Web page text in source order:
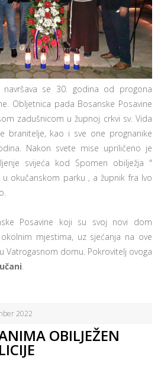
se 30. godina od progona
Obljetnica pada Bosanske Posavine
zadušnicom u župnoj crkvi sv. Vida
branitelje, kao i sve one prognanike
Nakon svete mise upriličeno je
svijeća kod Spomen obilježja "
okučanskom parku , a župnik fra Ivo
Posavine koji su svoj novi dom
mjestima, uz sjećanja na ove
Vatrogasnom domu. Pokrovitelj ovoga
2022
OBILJEŽEN